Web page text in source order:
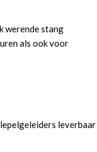
werende stang
als ook voor
leverbaar